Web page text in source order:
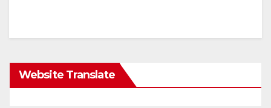
Website Translate